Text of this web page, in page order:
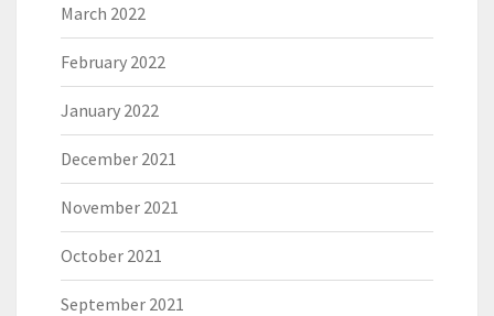
March 2022
February 2022
January 2022
December 2021
November 2021
October 2021
September 2021